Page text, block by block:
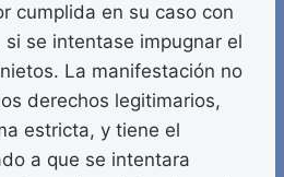
cumplida en su caso con
se intentase impugnar el
La manifestación no
derechos legitimarios,
estricta, y tiene el
a que se intentara